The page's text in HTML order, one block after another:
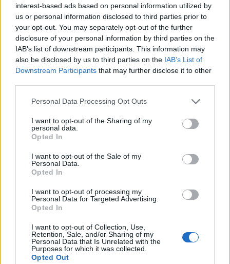
interest-based ads based on personal information utilized by
us or personal information disclosed to third parties prior to
your opt-out. You may separately opt-out of the further
disclosure of your personal information by third parties on the
IAB’s list of downstream participants. This information may
also be disclosed by us to third parties on the IAB’s List of
Downstream Participants that may further disclose it to other
Personal Data Processing Opt Outs
I want to opt-out of the Sharing of my
personal data.
Opted In
I want to opt-out of the Sale of my
Personal Data.
Opted In
I want to opt-out of processing my
Personal Data for Targeted Advertising.
Opted In
I want to opt-out of Collection, Use,
Retention, Sale, and/or Sharing of my
Personal Data that Is Unrelated with the
Purposes for which it was collected.
Opted Out
Kibírhatatlan forróság után...
hőmérséklet értéke 18 és 25 fok között alakul.
Napközben napos, gyengén...
Mit főzzek ma?
Magyaros zöldségleves
és szték burgonyával
Kakaós-fahéjas briós